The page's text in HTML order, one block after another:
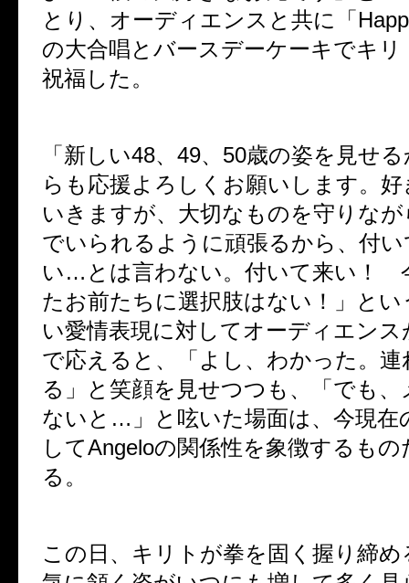
とり、オーディエンスと共に「
の大合唱とバースデーケーキでキリ
祝福した。
「新しい48、49、50歳の姿を見せ
らも応援よろしくお願いします。
いきますが、大切なものを守りな
でいられるように頑張るから、付
い…とは言わない。付いて来い！
たお前たちに選択肢はない！」と
い愛情表現に対してオーディエンス
で応えると、「よし、わかった。
る」と笑顔を見せつつも、「でも
ないと…」と呟いた場面は、今現在
してAngeloの関係性を象徴するも
る。
この日、キリトが拳を固く握り締め